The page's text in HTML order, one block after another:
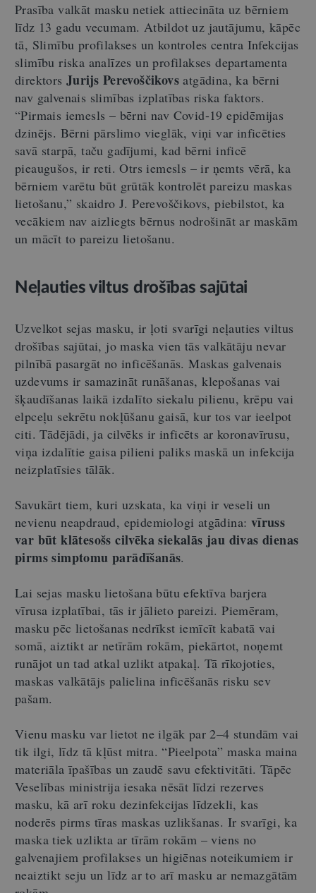
Prasība valkāt masku netiek attiecināta uz bērniem
līdz 13 gadu vecumam. Atbildot uz jautājumu, kāpēc
tā, Slimību profilakses un kontroles centra Infekcijas
slimību riska analīzes un profilakses departamenta
direktors Jurijs Perevoščikovs atgādina, ka bērni
nav galvenais slimības izplatības riska faktors.
“Pirmais iemesls – bērni nav Covid-19 epidēmijas
dzinējs. Bērni pārslimo vieglāk, viņi var inficēties
savā starpā, taču gadījumi, kad bērni inficē
pieaugušos, ir reti. Otrs iemesls – ir ņemts vērā, ka
bērniem varētu būt grūtāk kontrolēt pareizu maskas
lietošanu,” skaidro J. Perevoščikovs, piebilstot, ka
vecākiem nav aizliegts bērnus nodrošināt ar maskām
un mācīt to pareizu lietošanu.
Neļauties viltus drošības sajūtai
Uzvelkot sejas masku, ir ļoti svarīgi neļauties viltus
drošības sajūtai, jo maska vien tās valkātāju nevar
pilnībā pasargāt no inficēšanās. Maskas galvenais
uzdevums ir samazināt runāšanas, klepošanas vai
šķaudīšanas laikā izdalīto siekalu pilienu, krēpu vai
elpceļu sekrētu nokļūšanu gaisā, kur tos var ieelpot
citi. Tādējādi, ja cilvēks ir inficēts ar koronavīrusu,
viņa izdalītie gaisa pilieni paliks maskā un infekcija
neizplatīsies tālāk.
Savukārt tiem, kuri uzskata, ka viņi ir veseli un
nevienu neapdraud, epidemiologi atgādina: vīruss
var būt klātesošs cilvēka siekalās jau divas dienas
pirms simptomu parādīšanās.
Lai sejas masku lietošana būtu efektīva barjera
vīrusa izplatībai, tās ir jālieto pareizi. Piemēram,
masku pēc lietošanas nedrīkst iemīcīt kabatā vai
somā, aiztikt ar netīrām rokām, piekārtot, noņemt
runājot un tad atkal uzlikt atpakaļ. Tā rīkojoties,
maskas valkātājs palielina inficēšanās risku sev
pašam.
Vienu masku var lietot ne ilgāk par 2–4 stundām vai
tik ilgi, līdz tā kļūst mitra. “Pieelpota” maska maina
materiāla īpašības un zaudē savu efektivitāti. Tāpēc
Veselības ministrija iesaka nēsāt līdzi rezerves
masku, kā arī roku dezinfekcijas līdzekli, kas
noderēs pirms tīras maskas uzlikšanas. Ir svarīgi, ka
maska tiek uzlikta ar tīrām rokām – viens no
galvenajiem profilakses un higiēnas noteikumiem ir
neaiztikt seju un līdz ar to arī masku ar nemazgātām